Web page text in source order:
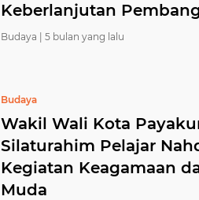
Keberlanjutan
Budaya | 5 bulan yang lalu
Budaya
Wakil Wali Kota
Silaturahim Pelajar
Kegiatan Keagamaan
Muda